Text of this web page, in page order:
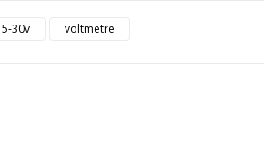
noktaları öneri formunu kullanarak
30v voltmetre